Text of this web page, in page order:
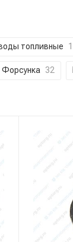
топливные 1
Форсунка 32